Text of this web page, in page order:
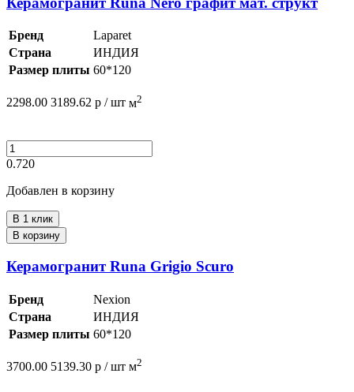
Бренд
Laparet
Страна
ИНДИЯ
Размер плиты 60*120
2298.00 3189.62 р / шт м2
0.720
Добавлен в корзину
В 1 клик
В корзину
Керамогранит Runa Grigio Scuro
Бренд
Nexion
Страна
ИНДИЯ
Размер плиты 60*120
3700.00 5139.30 р / шт м2